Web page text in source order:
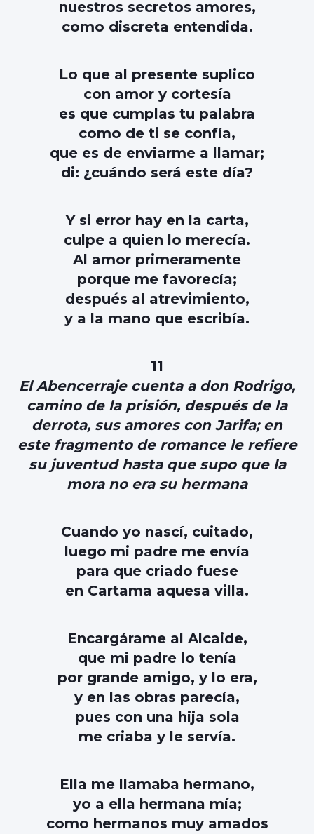
nuestros secretos amores,
como discreta entendida.
Lo que al presente suplico
con amor y cortesía
es que cumplas tu palabra
como de ti se confía,
que es de enviarme a llamar;
di: ¿cuándo será este día?
Y si error hay en la carta,
culpe a quien lo merecía.
Al amor primeramente
porque me favorecía;
después al atrevimiento,
y a la mano que escribía.
11
El Abencerraje cuenta a don Rodrigo,
camino de la prisión, después de la
derrota, sus amores con Jarifa; en
este fragmento de romance le refiere
su juventud hasta que supo que la
mora no era su hermana
Cuando yo nascí, cuitado,
luego mi padre me envía
para que criado fuese
en Cartama aquesa villa.
Encargárame al Alcaide,
que mi padre lo tenía
por grande amigo, y lo era,
y en las obras parecía,
pues con una hija sola
me criaba y le servía.
Ella me llamaba hermano,
yo a ella hermana mía;
como hermanos muy amados